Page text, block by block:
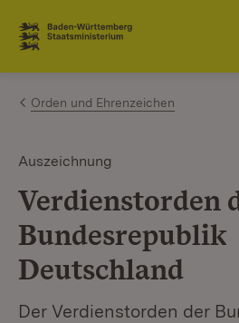
Zum Inhalt springen
Link zur Startseite
Orden und Ehrenzeichen
Auszeichnung
Verdienstorden
Bundesrepublik
Deutschland
Der Verdienstorden der